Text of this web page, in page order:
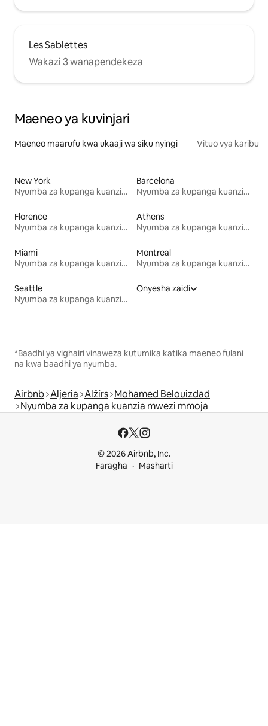
Les Sablettes
Wakazi 3 wanapendekeza
Maeneo ya kuvinjari
Maeneo maarufu kwa ukaaji wa siku nyingi Vituo vya karibu
New York
Nyumba za kupanga kuanzia mwezi mmoja
Barcelona
Nyumba za kupanga kuanzia mwezi mmoja
Florence
Nyumba za kupanga kuanzia mwezi mmoja
Athens
Nyumba za kupanga kuanzia mwezi mmoja
Miami
Nyumba za kupanga kuanzia mwezi mmoja
Montreal
Nyumba za kupanga kuanzia mwezi mmoja
Seattle
Nyumba za kupanga kuanzia mwezi mmoja
Onyesha zaidi
*Baadhi ya vighairi vinaweza kutumika katika maeneo fulani
na kwa baadhi ya nyumba.
Airbnb Aljeria Alžírs Mohamed Belouizdad
Nyumba za kupanga kuanzia mwezi mmoja
© 2026 Airbnb, Inc.
Faragha
Masharti